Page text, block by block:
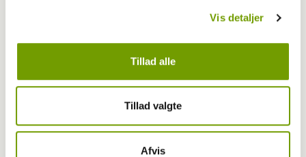
Vis detaljer
Tillad alle
Tillad valgte
Afvis